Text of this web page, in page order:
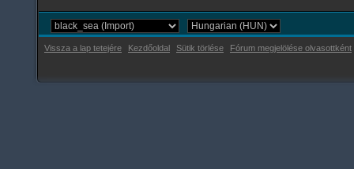
Vissza a lap tetejére Kezdőoldal Sütik törlése Fórum megjelölése olvasottként